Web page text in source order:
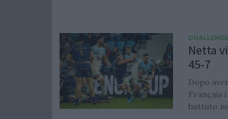
Netta
45-7
Dopo
Français
battuto